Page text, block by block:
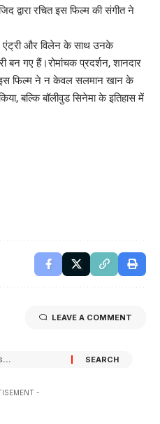
द्वारा रचित इस फिल्म की संगीत ने
एंट्री और विलेन के साथ उनके
गए हैं।रोमांचक प्रदर्शन, शानदार
फिल्म ने न केवल सलमान खान के
बल्कि बॉलीवुड सिनेमा के इतिहास में
LEAVE A COMMENT
-